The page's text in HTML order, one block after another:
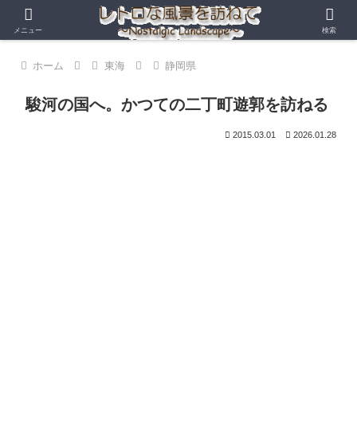
ホーム 東海 静岡県
駿河の国へ。かつての二丁町遊郭を訪ねる
2015.03.01 2026.01.28
メニュー 検索